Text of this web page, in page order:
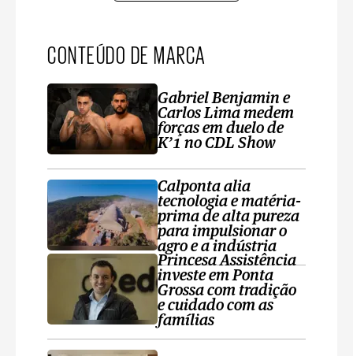
CONTEÚDO DE MARCA
Gabriel Benjamin e
Carlos Lima medem
forças em duelo de
K’1 no CDL Show
Calponta alia
tecnologia e matéria-
prima de alta pureza
para impulsionar o
agro e a indústria
Princesa Assistência
investe em Ponta
Grossa com tradição
e cuidado com as
famílias